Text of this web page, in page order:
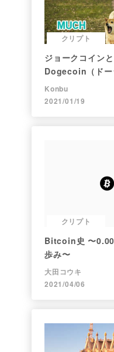
クリプト
ジョークコイン
Dogecoin（ドー
まで。注目される
Konbu
2021/01/19
クリプト
Bitcoin史 〜
歩み〜
大田コウキ
2021/04/06